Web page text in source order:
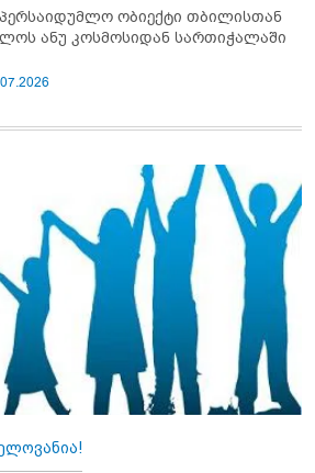
ობიექტი თბილისთან
ახლოს ანუ კოსმოსიდან სართიჭალაში